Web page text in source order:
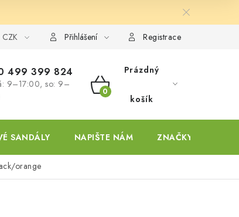
CZK Přihlášení Registrace
499 399 824
9–17:00, so: 9–
NÁKUPNÍ
KOŠÍK
Prázdný
košík
SANDÁLY NAPIŠTE NÁM ZNAČKY
orange